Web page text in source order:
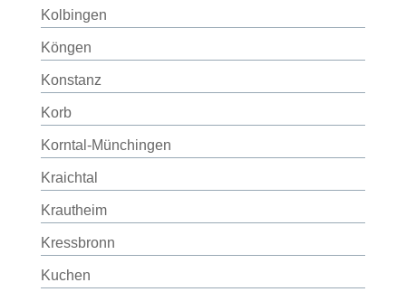
Kolbingen
Köngen
Konstanz
Korb
Korntal-Münchingen
Kraichtal
Krautheim
Kressbronn
Kuchen